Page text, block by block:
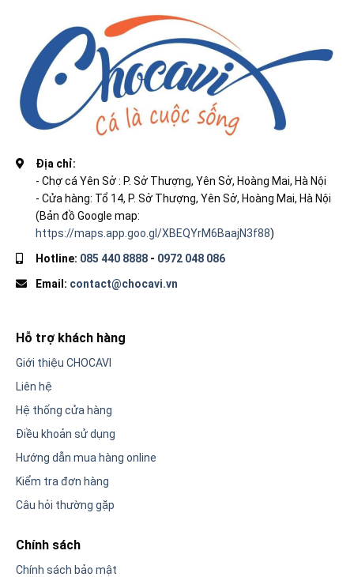
Địa chỉ:
- Chợ cá Yên Sở : P. Sở Thượng, Yên Sở, Hoàng Mai, Hà Nội
- Cửa hàng: Tổ 14, P. Sở Thượng, Yên Sở, Hoàng Mai, Hà Nội
(Bản đồ Google map:
https://maps.app.goo.gl/XBEQYrM6BaajN3f88)
Hotline: 085 440 8888 - 0972 048 086
Email: contact@chocavi.vn
Hỗ trợ khách hàng
Giới thiệu CHOCAVI
Liên hệ
Hệ thống cửa hàng
Điều khoản sử dụng
Hướng dẫn mua hàng online
Kiểm tra đơn hàng
Câu hỏi thường gặp
Chính sách
Chính sách bảo mật